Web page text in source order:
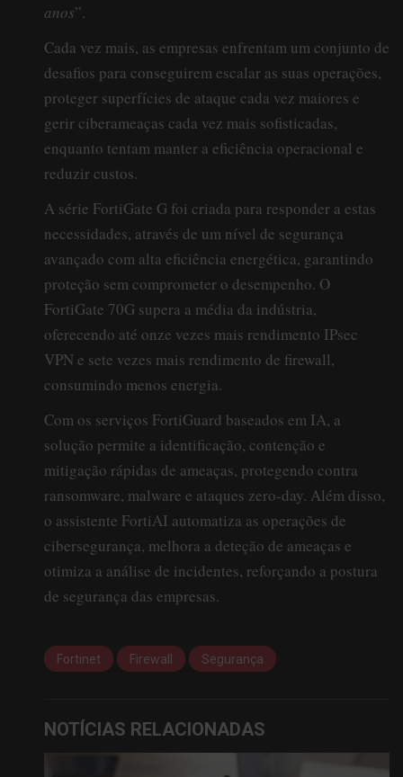
anos”.
Cada vez mais, as empresas enfrentam um conjunto de
desafios para conseguirem escalar as suas operações,
proteger superfícies de ataque cada vez maiores e
gerir ciberameaças cada vez mais sofisticadas,
enquanto tentam manter a eficiência operacional e
reduzir custos.
A série FortiGate G foi criada para responder a estas
necessidades, através de um nível de segurança
avançado com alta eficiência energética, garantindo
proteção sem comprometer o desempenho. O
FortiGate 70G supera a média da indústria,
oferecendo até onze vezes mais rendimento IPsec
VPN e sete vezes mais rendimento de firewall,
consumindo menos energia.
Com os serviços FortiGuard baseados em IA, a
solução permite a identificação, contenção e
mitigação rápidas de ameaças, protegendo contra
ransomware, malware e ataques zero-day. Além disso,
o assistente FortiAI automatiza as operações de
cibersegurança, melhora a deteção de ameaças e
otimiza a análise de incidentes, reforçando a postura
de segurança das empresas.
Fortinet Firewall Segurança
NOTÍCIAS RELACIONADAS